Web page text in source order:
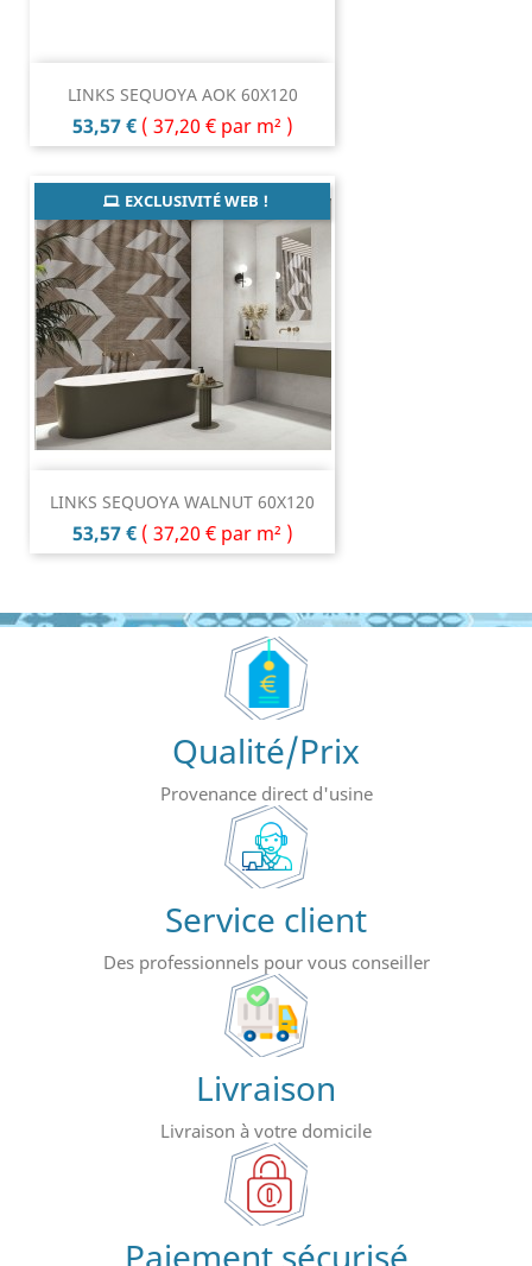
LINKS SEQUOYA AOK 60X120
Prix
53,57 € ( 37,20 € par m² )
LINKS SEQUOYA WALNUT 60X120
Prix
53,57 € ( 37,20 € par m² )
EXCLUSIVITÉ WEB !
Qualité/Prix
Provenance direct d'usine
Service client
Des professionnels pour vous conseiller
Livraison
Livraison à votre domicile
Paiement sécurisé